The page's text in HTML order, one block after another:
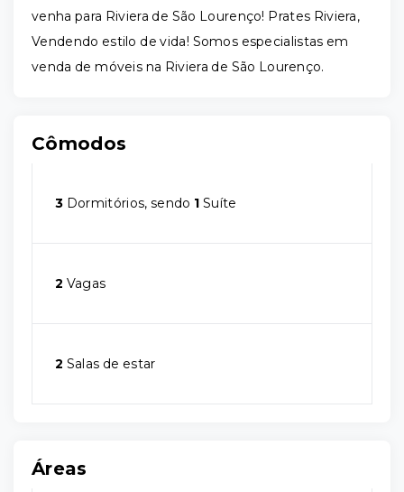
venha para Riviera de São Lourenço! Prates Riviera,
Vendendo estilo de vida! Somos especialistas em
venda de móveis na Riviera de São Lourenço.
Cômodos
3 Dormitórios, sendo 1 Suíte
2 Vagas
2 Salas de estar
Áreas